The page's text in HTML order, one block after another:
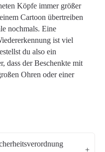
Köpfe immer größer
Cartoon übertreiben
nochmals. Eine
ist viel
du also ein
dass der Beschenkte mit
Ohren oder einer